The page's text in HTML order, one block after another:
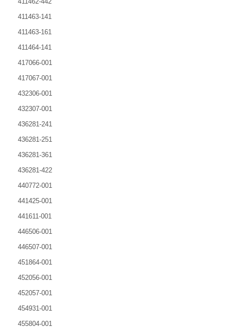
411463-141
411463-161
411464-141
417066-001
417067-001
432306-001
432307-001
436281-241
436281-251
436281-361
436281-422
440772-001
441425-001
441611-001
446506-001
446507-001
451864-001
452056-001
452057-001
454931-001
455804-001